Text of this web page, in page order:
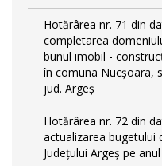
Hotărârea nr. 71 din
completarea
bunul imobil -
în comuna Nucșoara,
jud. Argeș
Hotărârea nr. 72 din
actualizarea bugetului
Județului Argeș pe